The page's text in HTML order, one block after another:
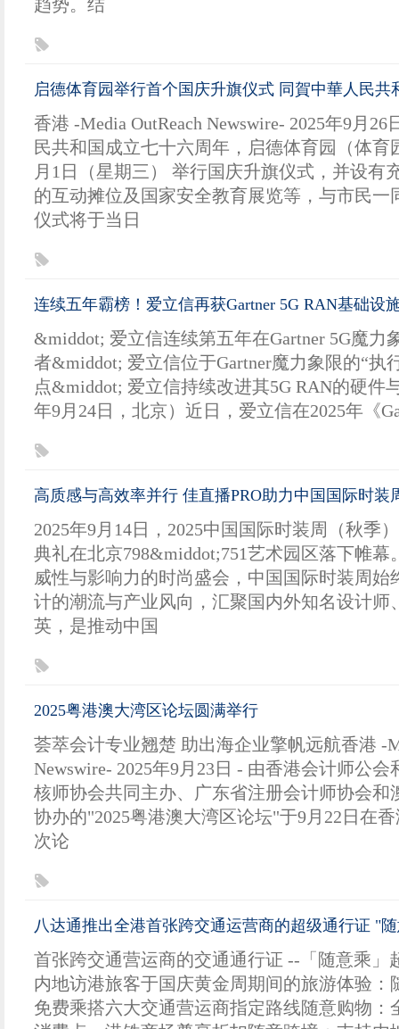
趋势。结
启德体育园举行首个国庆升旗仪式 同賀中華人民共
香港 -Media OutReach Newswire- 2025年9月
民共和国成立七十六周年，启德体育园（体育
月1日（星期三） 举行国庆升旗仪式，并设有
的互动摊位及国家安全教育展览等，与市民一
仪式将于当日
连续五年霸榜！爱立信再获Gartner 5G RAN基础设
&middot; 爱立信连续第五年在Gartner 5G魔力
者&middot; 爱立信位于Gartner魔力象限的“执
点&middot; 爱立信持续改进其5G RAN的硬件
年9月24日，北京）近日，爱立信在2025年《
高质感与高效率并行 佳直播PRO助力中国国际时装
2025年9月14日，2025中国国际时装周（秋季
典礼在北京798&middot;751艺术园区落下帷幕
威性与影响力的时尚盛会，中国国际时装周始
计的潮流与产业风向，汇聚国内外知名设计师
英，是推动中国
2025粤港澳大湾区论坛圆满举行
荟萃会计专业翘楚 助出海企业擎帆远航香港 -
Newswire- 2025年9月23日 - 由香港会计师公
核师协会共同主办、广东省注册会计师协会和
协办的"2025粤港澳大湾区论坛"于9月22日在
次论
八达通推出全港首张跨交通运营商的超级通行证 "
首张跨交通营运商的交通通行证 --「随意乘」
内地访港旅客于国庆黄金周期间的旅游体验：
免费乘搭六大交通营运商指定路线随意购物：